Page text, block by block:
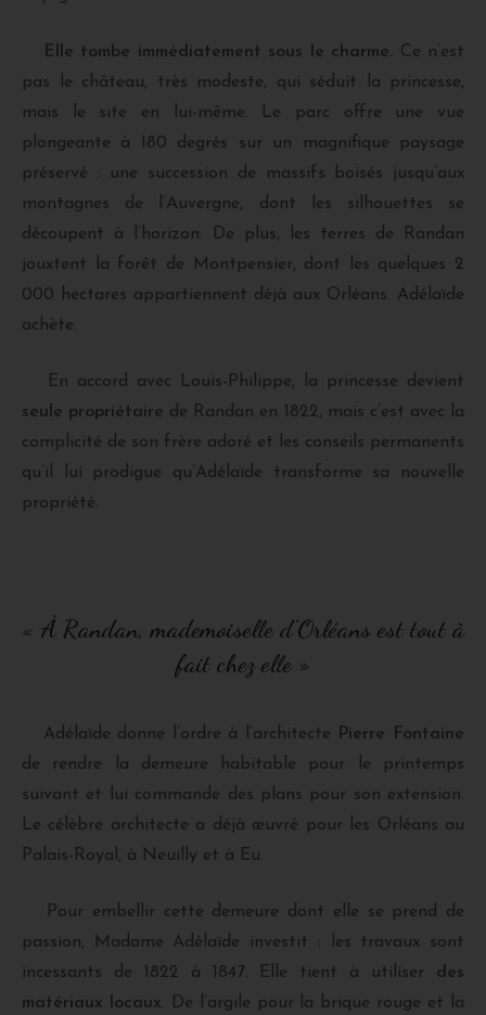
Elle tombe immédiatement sous le charme. Ce n’est
pas le château, très modeste, qui séduit la princesse,
mais le site en lui-même. Le parc offre une vue
plongeante à 180 degrés sur un magnifique paysage
préservé : une succession de massifs boisés jusqu’aux
montagnes de l’Auvergne, dont les silhouettes se
découpent à l’horizon. De plus, les terres de Randan
jouxtent la forêt de Montpensier, dont les quelques 2
000 hectares appartiennent déjà aux Orléans. Adélaïde
achète.
En accord avec Louis-Philippe, la princesse devient
seule propriétaire de Randan en 1822, mais c’est avec la
complicité de son frère adoré et les conseils permanents
qu’il lui prodigue qu’Adélaïde transforme sa nouvelle
propriété.
« À Randan, mademoiselle d’Orléans est tout à
fait chez elle »
Adélaïde donne l’ordre à l’architecte
Pierre Fontaine
de rendre la demeure habitable pour le printemps
suivant et lui commande des plans pour son extension.
Le célèbre architecte a déjà œuvré pour les Orléans au
Palais-Royal, à Neuilly et à Eu.
Pour embellir cette demeure dont elle se prend de
passion, Madame Adélaïde investit : les travaux sont
incessants de 1822 à 1847. Elle tient à utiliser des
matériaux locaux. De l’argile pour la brique rouge et la